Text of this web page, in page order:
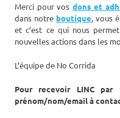
Merci pour vosdons et
dans notre boutique, vous
et c’est ce qui nous
nouvelles actions dans les
L’équipe de No Corrida
Pour recevoir LINC
prénom/nom/email à